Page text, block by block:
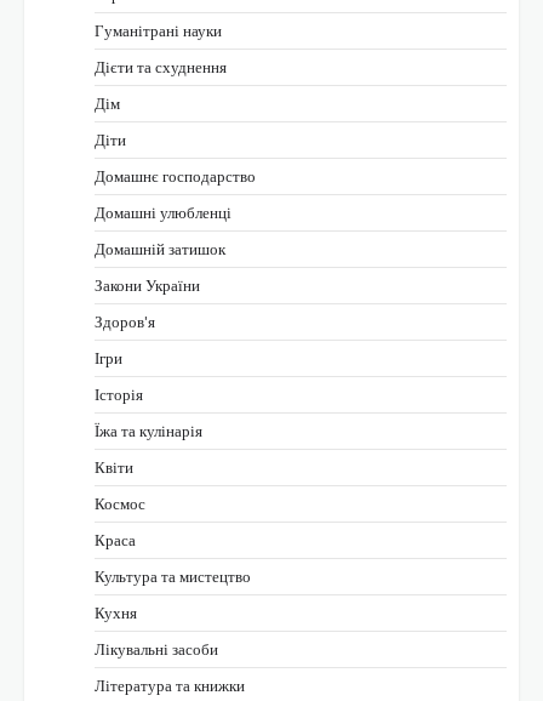
Гуманітрані науки
Дієти та схуднення
Дім
Діти
Домашнє господарство
Домашні улюбленці
Домашній затишок
Закони України
Здоров'я
Ігри
Історія
Їжа та кулінарія
Квіти
Космос
Краса
Культура та мистецтво
Кухня
Лікувальні засоби
Література та книжки